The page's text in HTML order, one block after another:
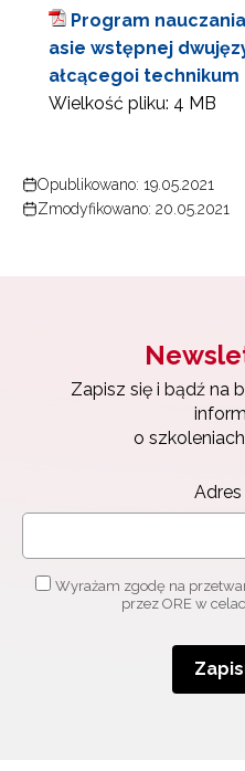
Program
asie wstępnej
ałcącegoi technikum
Wielkość pliku: 4 MB
Opublikowano: 19.05.2021
Zmodyfikowano: 20.05.2021
Zapisz się i bądź na
o
Wyrażam zgodę na
przez ORE w